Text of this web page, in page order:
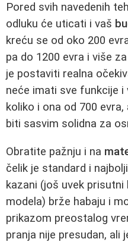
Pored svih navedenih
odluku će uticati i vaš
kreću se od oko 200
pa do 1200 evra i više
je postaviti realna
neće imati sve funkcije
koliko i ona od 700
biti sasvim solidna za
Obratite pažnju i na
čelik je standard i
kazani (još uvek
modela) brže habaju i
prikazom preostalog
pranja nije presudan, ali